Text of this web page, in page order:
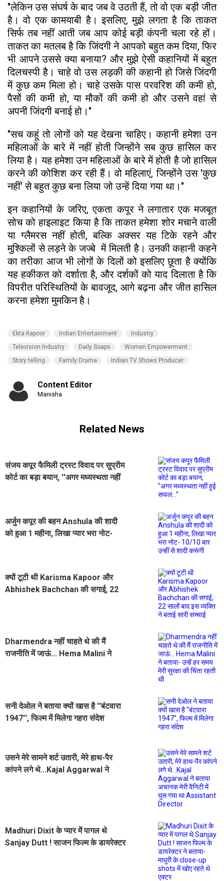
"लेकिन उस संघर्ष के बाद जब वे उठती हैं, तो वो एक बड़ी जीत
है। वो एक कामयाबी है। इसलिए, मुझे लगता है कि ताकत
सिर्फ तब नहीं आती जब आप कोई बड़ी कंपनी चला रहे हों।
ताकत का मतलब है कि जिंदगी ने आपको बहुत कम दिया, फिर
भी आपने उससे क्या बनाया? और मुझे ऐसी कहानियों में बहुत
दिलचस्पी है। चाहे वो उस लड़की की कहानी हो जिसे जिंदगी
में कुछ कम मिला हो। चाहे उसके पास परवरिश की कमी हो,
पैसों की कमी हो, या मौकों की कमी हो और उसने वहां से
अपनी जिंदगी बनाई हो।"
​"सच कहूं तो लोगों को यह देखना चाहिए। कहानी हमेशा उन
महिलाओं के बारे में नहीं होती जिन्होंने सब कुछ हासिल कर
लिया है। यह हमेशा उन महिलाओं के बारे में होती है जो हासिल
करने की कोशिश कर रही हैं। वो महिलाएं, जिन्होंने उस 'कुछ
नहीं' से बहुत कुछ बना लिया जो उन्हें दिया गया था।"
इन कहानियों के जरिए, एकता कपूर ने लगातार एक मजबूत
सोच को हाइलाइट किया है कि ताकत हमेशा शोर मचाने वाली
या ग्लैमरस नहीं होती, बल्कि अक्सर यह टिके रहने और
मुश्किलों से लड़ने के जज्बे में मिलती है। उनकी कहानी कहने
का तरीका आज भी लोगों के दिलों को इसलिए छूता है क्योंकि
यह हकीकत को दर्शाता है, और दर्शकों को याद दिलाता है कि
विपरीत परिस्थितियों के बावजूद, आगे बढ़ना और जीत हासिल
करना हमेशा मुमकिन है।
Ekta Kapoor Indian Entertainment
Industry
Television Industry
Daily Soaps
Women Empowerment
Story telling
Family Drama Indian TV Shows Producer
Content Editor
Manisha
Related News
संजय कपूर फैमिली ट्रस्ट विवाद पर सुप्रीम
कोर्ट का बड़ा बयान, ''अगर मध्यस्थता नहीं
अर्जुन कपूर की बहन Anshula की शादी
को हुआ 1 महीना, लिखा प्यार भरा नोट-
क्यों टूटी थी Karisma Kapoor और
Abhishek Bachchan की सगाई, 22
Dharmendra नहीं चाहते थे की मैं
राजनीति में जाऊं... Hema Malini ने
सनी देओल ने बताया क्यों खास है ''बंटवारा
1947'', फिल्म में मिलेगा गहरा संदेश
उसने मेरे सामने शर्ट उतारी, मेरे हाथ-पैर
कांपने लगे थे...Kajal Aggarwal ने
Madhuri Dixit के प्यार में पागल थे
Sanjay Dutt ! साजन फिल्म के डायरेक्टर